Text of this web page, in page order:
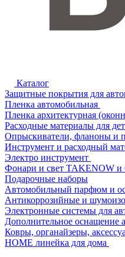
Каталог
Защитные покрытия для
Пленка автомобильная
Пленка архитектурная
Расходные материалы для
Опрыскиватели, фланоны и
Инструмент и расходный
Электро инструмент
Фонари и свет TAKENOW
Подарочные наборы
Автомобильный парфюм и
Антикоррозийные и
Электронные системы для
Дополнительное оснащение
Ковры, органайзеры,
HOME линейка для дома